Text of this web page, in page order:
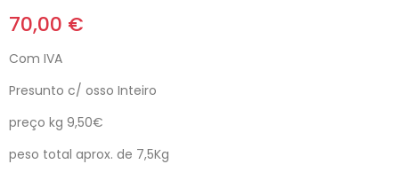
70,00 €
Com IVA
Presunto c/ osso Inteiro
preço kg 9,50€
peso total aprox. de 7,5Kg